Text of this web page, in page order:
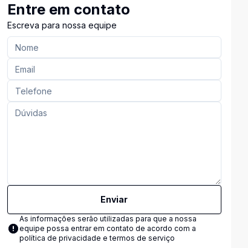
Entre em contato
Escreva para nossa equipe
Enviar
As informações serão utilizadas para que a nossa
equipe possa entrar em contato de acordo com a
política de privacidade e termos de serviço